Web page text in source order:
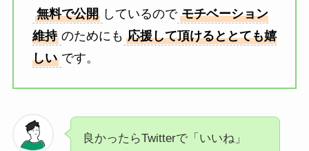
無料で公開 しているので モチベーション
維持 のためにも 応援して頂けるととても嬉
しい です。
良かったらTwitterで「いいね」